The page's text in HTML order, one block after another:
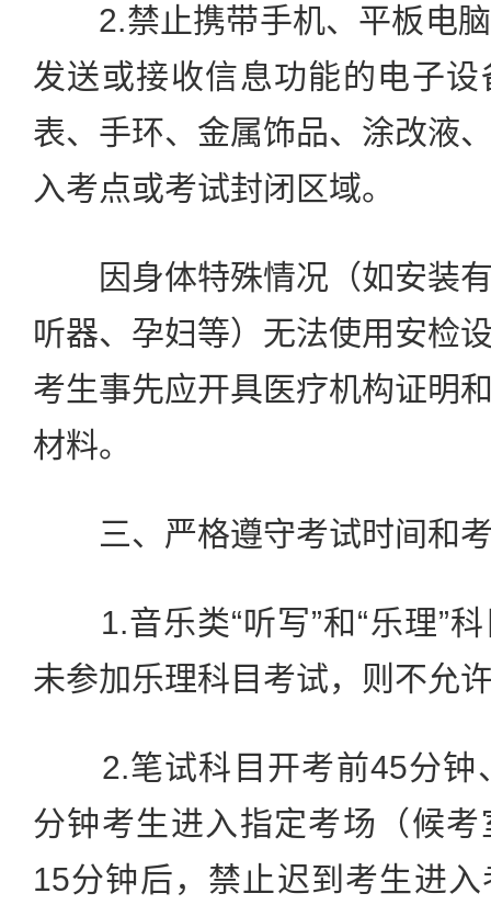
2.禁止携带手机、平板电脑
发送或接收信息功能的电子
表、手环、金属饰品、涂改液
入考点或考试封闭区域。
因身体特殊情况（如安装有
听器、孕妇等）无法使用安检
考生事先应开具医疗机构证明
材料。
三、严格遵守考试时间和考
1.音乐类“听写”和“乐理”科
未参加乐理科目考试，则不允
2.笔试科目开考前45分钟
分钟考生进入指定考场（候
15分钟后，禁止迟到考生进